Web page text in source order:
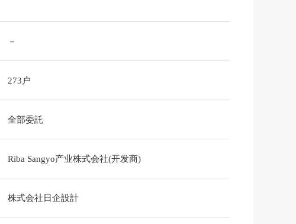
－
273户
全部委託
Riba Sangyo产业株式会社(开发商)
株式会社日企設計